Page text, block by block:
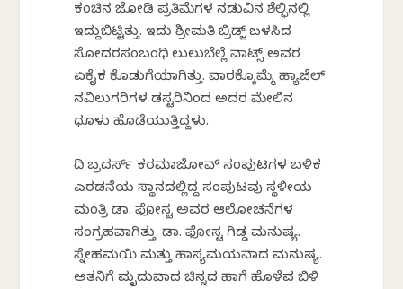
ಕಂಚಿನ ಜೋಡಿ ಪ್ರತಿಮೆಗಳ ನಡುವಿನ ಶೆಲ್ಫಿನಲ್ಲಿ
ಇದ್ದುಬಿಟ್ಟಿತ್ತು. ಇದು ಶ್ರೀಮತಿ ಬ್ರಿಡ್ಜ್ ಬಳಸಿದ
ಸೋದರಸಂಬಂಧಿ ಲುಲುಬೆಲ್ಲೆ ವಾಟ್ಸ್ ಅವರ
ಏಕೈಕ ಕೊಡುಗೆಯಾಗಿತ್ತು. ವಾರಕ್ಕೊಮ್ಮೆ ಹ್ಯಾಜೆಲ್
ನವಿಲುಗರಿಗಳ ಡಸ್ಟರಿನಿಂದ ಅದರ ಮೇಲಿನ
ಧೂಳು ಹೊಡೆಯುತ್ತಿದ್ದಳು.
ದಿ ಬ್ರದರ್ಸ್ ಕರಮಾಜೋವ್ ಸಂಪುಟಗಳ ಬಳಿಕ
ಎರಡನೆಯ ಸ್ಥಾನದಲ್ಲಿದ್ದ ಸಂಪುಟವು ಸ್ಥಳೀಯ
ಮಂತ್ರಿ ಡಾ. ಫೋಸ್ಟರ್ ಅವರ ಆಲೋಚನೆಗಳ
ಸಂಗ್ರಹವಾಗಿತ್ತು. ಡಾ. ಫೋಸ್ಟರ್ ಗಿಡ್ಡ ಮನುಷ್ಯ.
ಸ್ನೇಹಮಯಿ ಮತ್ತು ಹಾಸ್ಯಮಯವಾದ ಮನುಷ್ಯ.
ಅತನಿಗೆ ಮೃದುವಾದ ಚಿನ್ನದ ಹಾಗೆ ಹೊಳೆವ ಬಿಳಿ